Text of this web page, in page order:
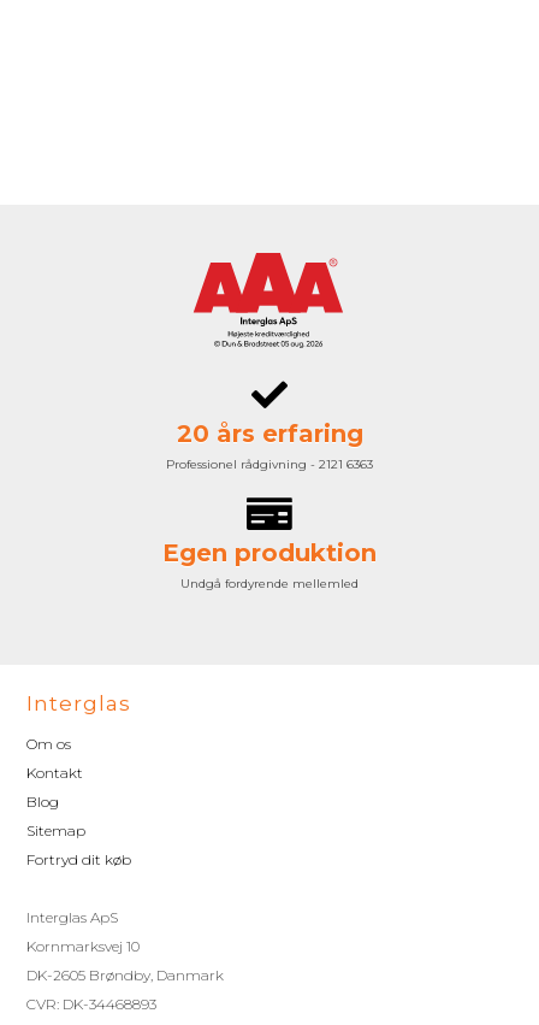
20 års erfaring
Professionel rådgivning - 2121 6363
Egen produktion
Undgå fordyrende mellemled
Interglas
Om os
Kontakt
Blog
Sitemap
Fortryd dit køb
Interglas ApS
Kornmarksvej 10
DK-2605 Brøndby, Danmark
CVR: DK-34468893